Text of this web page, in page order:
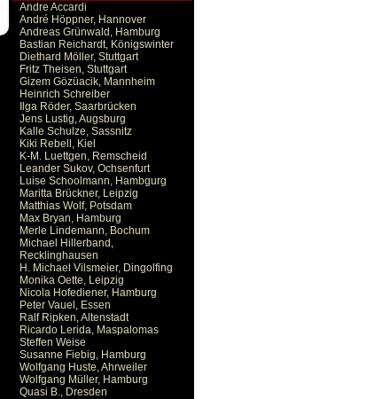
Andre Accardi
André Höppner, Hannover
Andreas Grünwald, Hamburg
Bastian Reichardt, Königswinter
Diethard Möller, Stuttgart
Fritz Theisen, Stuttgart
Gizem Gözüacik, Mannheim
Heinrich Schreiber
Ilga Röder, Saarbrücken
Jens Lustig, Augsburg
Kalle Schulze, Sassnitz
Kiki Rebell, Kiel
K-M. Luettgen, Remscheid
Leander Sukov, Ochsenfurt
Luise Schoolmann, Hambgurg
Maritta Brückner, Leipzig
Matthias Wolf, Potsdam
Max Bryan, Hamburg
Merle Lindemann, Bochum
Michael Hillerband,
Recklinghausen
H. Michael Vilsmeier, Dingolfing
Monika Oette, Leipzig
Nicola Hofediener, Hamburg
Peter Vauel, Essen
Ralf Ripken, Altenstadt
Ricardo Lerida, Maspalomas
Steffen Weise
Susanne Fiebig, Hamburg
Wolfgang Huste, Ahrweiler
Wolfgang Müller, Hamburg
Quasi B., Dresden